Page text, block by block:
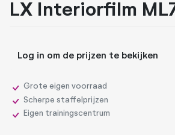
LX Interiorfilm
Log in om de prijzen te bekijken
Grote eigen voorraad
Scherpe staffelprijzen
Eigen trainingscentrum